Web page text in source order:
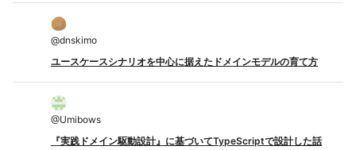
@dnskimo
ユースケースシナリオを中心に据えたドメインモデルの育て方
@Umibows
『実践ドメイン駆動設計』に基づいてTypeScriptで設計した話